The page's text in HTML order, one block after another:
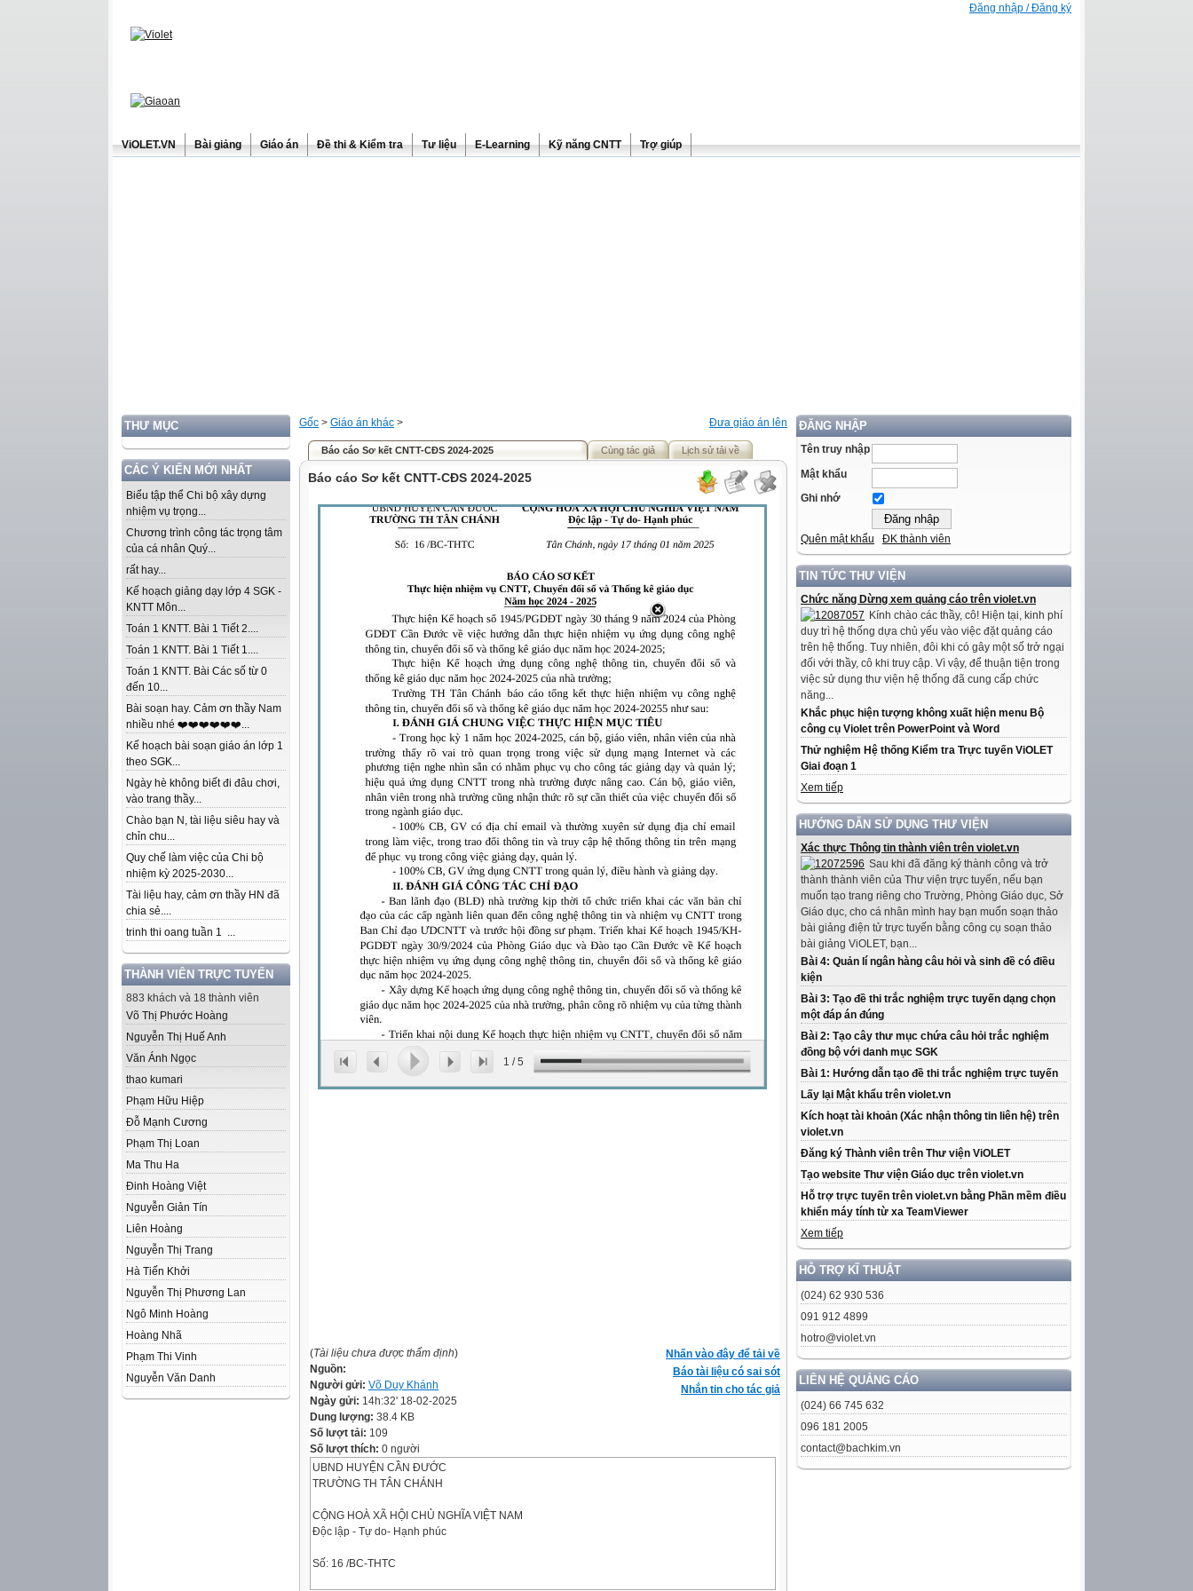
Đăng nhập / Đăng ký
ViOLET.VN Bài giảng Giáo án Đề thi & Kiểm tra Tư liệu E-Learning Kỹ năng CNTT Trợ giúp
THƯ MỤC
CÁC Ý KIẾN MỚI NHẤT
Biểu tập thể Chi bộ xây dựng
nhiệm vụ trọng...
Chương trình công tác trọng tâm
của cá nhân Quý...
rất hay...
Kế hoạch giảng dạy lớp 4 SGK -
KNTT Môn...
Toán 1 KNTT. Bài 1 Tiết 2....
Toán 1 KNTT. Bài 1 Tiết 1....
Toán 1 KNTT. Bài Các số từ 0
đến 10...
Bài soạn hay. Cảm ơn thầy Nam
nhiều nhé ❤️❤️❤️❤️❤️❤️...
Kế hoạch bài soạn giáo án lớp 1
theo SGK...
Ngày hè không biết đi đâu chơi,
vào trang thầy...
Chào bạn N, tài liệu siêu hay và
chỉn chu...
Quy chế làm việc của Chi bộ
nhiệm kỳ 2025-2030...
Tài liệu hay, cảm ơn thầy HN đã
chia sẻ....
trinh thi oang tuần 1 ...
THÀNH VIÊN TRỰC TUYẾN
883 khách và 18 thành viên
Võ Thị Phước Hoàng
Nguyễn Thị Huế Anh
Văn Ánh Ngọc
thao kumari
Phạm Hữu Hiệp
Đỗ Mạnh Cương
Phạm Thị Loan
Ma Thu Ha
Đinh Hoàng Việt
Nguyễn Giản Tín
Liên Hoàng
Nguyễn Thị Trang
Hà Tiến Khởi
Nguyễn Thị Phương Lan
Ngô Minh Hoàng
Hoàng Nhã
Phạm Thi Vinh
Nguyễn Văn Danh
ĐĂNG NHẬP
Tên truy nhập
Mật khẩu
Ghi nhớ
Quên mật khẩu ĐK thành viên
TIN TỨC THƯ VIỆN
Chức năng Dừng xem quảng cáo trên violet.vn
Kính chào các thầy, cô! Hiện tại, kinh phí
duy trì hệ thống dựa chủ yếu vào việc đặt quảng cáo
trên hệ thống. Tuy nhiên, đôi khi có gây một số trở ngại
đối với thầy, cô khi truy cập. Vì vậy, để thuận tiện trong
việc sử dụng thư viện hệ thống đã cung cấp chức
năng...
Khắc phục hiện tượng không xuất hiện menu Bộ
công cụ Violet trên PowerPoint và Word
Thử nghiệm Hệ thống Kiểm tra Trực tuyến ViOLET
Giai đoạn 1
Xem tiếp
HƯỚNG DẪN SỬ DỤNG THƯ VIỆN
Xác thực Thông tin thành viên trên violet.vn
Sau khi đã đăng ký thành công và trở
thành thành viên của Thư viện trực tuyến, nếu bạn
muốn tạo trang riêng cho Trường, Phòng Giáo dục, Sở
Giáo dục, cho cá nhân mình hay bạn muốn soạn thảo
bài giảng điện tử trực tuyến bằng công cụ soạn thảo
bài giảng ViOLET, bạn...
Bài 4: Quản lí ngân hàng câu hỏi và sinh đề có điều
kiện
Bài 3: Tạo đề thi trắc nghiệm trực tuyến dạng chọn
một đáp án đúng
Bài 2: Tạo cây thư mục chứa câu hỏi trắc nghiệm
đồng bộ với danh mục SGK
Bài 1: Hướng dẫn tạo đề thi trắc nghiệm trực tuyến
Lấy lại Mật khẩu trên violet.vn
Kích hoạt tài khoản (Xác nhận thông tin liên hệ) trên
violet.vn
Đăng ký Thành viên trên Thư viện ViOLET
Tạo website Thư viện Giáo dục trên violet.vn
Hỗ trợ trực tuyến trên violet.vn bằng Phần mềm điều
khiển máy tính từ xa TeamViewer
Xem tiếp
HỖ TRỢ KĨ THUẬT
(024) 62 930 536
091 912 4899
hotro@violet.vn
LIÊN HỆ QUẢNG CÁO
(024) 66 745 632
096 181 2005
contact@bachkim.vn
Đưa giáo án lên
Gốc > Giáo án khác >
Báo cáo Sơ kết CNTT-CĐS 2024-2025 Cùng tác giả Lịch sử tải về
Báo cáo Sơ kết CNTT-CĐS 2024-2025
1 /5
Nhấn vào đây để tải về
Báo tài liệu có sai sót
Nhắn tin cho tác giả
(Tài liệu chưa được thẩm định)
Nguồn:
Người gửi: Võ Duy Khánh
Ngày gửi: 14h:32' 18-02-2025
Dung lượng: 38.4 KB
Số lượt tải: 109
Số lượt thích: 0 người
UBND HUYỆN CẦN ĐƯỚC
TRƯỜNG TH TÂN CHÁNH
CỘNG HOÀ XÃ HỘI CHỦ NGHĨA VIỆT NAM
Độc lập - Tự do- Hạnh phúc
Số: 16 /BC-THTC